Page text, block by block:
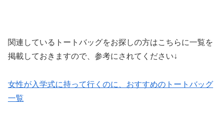
関連しているトートバッグをお探しの方はこちらに一覧を
掲載しておきますので、参考にされてください↓
女性が入学式に持って行くのに、おすすめのトートバッグ
一覧